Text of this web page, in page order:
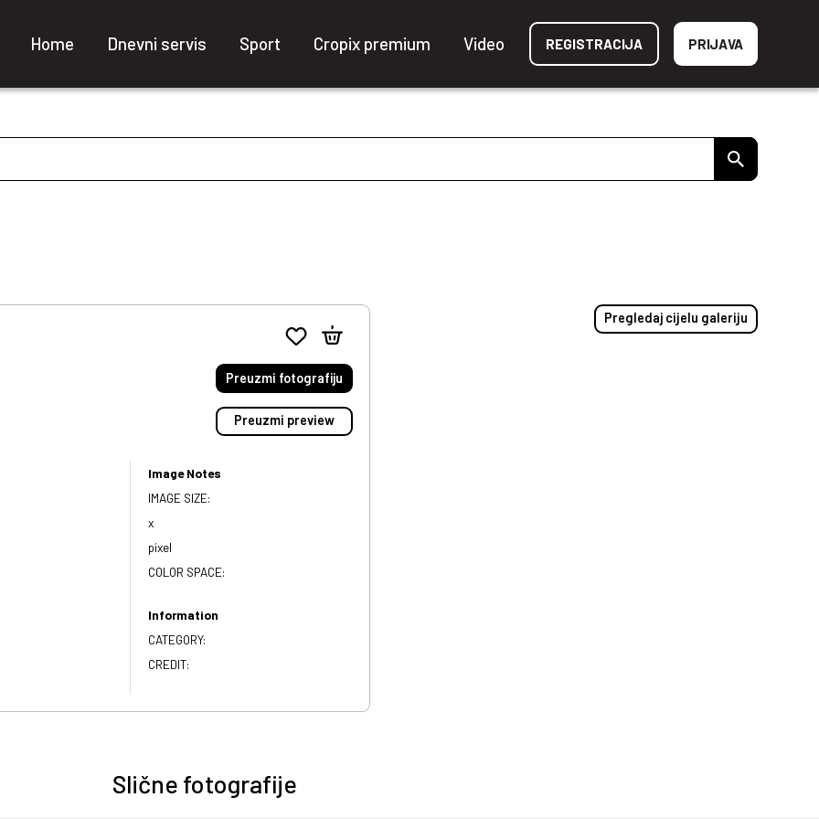
Home Dnevni servis Sport Cropix premium Video REGISTRACIJA PRIJAVA
Preuzmi fotografiju
Preuzmi preview
Image Notes
IMAGE SIZE:
x
pixel
COLOR SPACE:
Information
CATEGORY:
CREDIT:
Pregledaj cijelu galeriju
Slične fotografije